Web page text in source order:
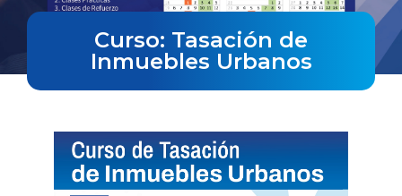
Curso: Tasación de
Inmuebles Urbanos